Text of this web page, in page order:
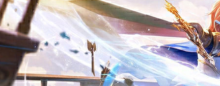
网易游戏